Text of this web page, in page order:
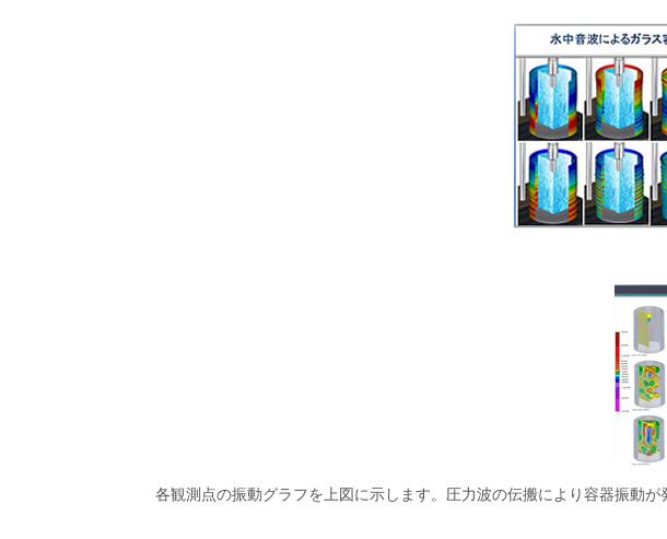
各観測点の振動グラフを上図に示します。圧力波の伝搬により容器振動が